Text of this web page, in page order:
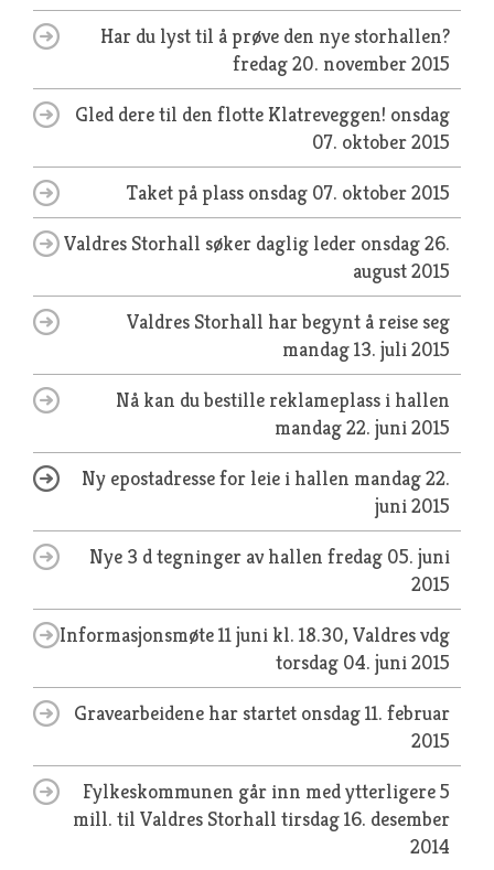
Har du lyst til å prøve den nye storhallen?
fredag 20. november 2015
Gled dere til den flotte Klatreveggen! onsdag
07. oktober 2015
Taket på plass onsdag 07. oktober 2015
Valdres Storhall søker daglig leder onsdag 26.
august 2015
Valdres Storhall har begynt å reise seg
mandag 13. juli 2015
Nå kan du bestille reklameplass i hallen
mandag 22. juni 2015
Ny epostadresse for leie i hallen mandag 22.
juni 2015
Nye 3 d tegninger av hallen fredag 05. juni
2015
Informasjonsmøte 11 juni kl. 18.30, Valdres vdg
torsdag 04. juni 2015
Gravearbeidene har startet onsdag 11. februar
2015
Fylkeskommunen går inn med ytterligere 5
mill. til Valdres Storhall tirsdag 16. desember
2014